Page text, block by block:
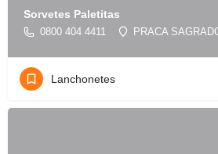
Sorvetes Paletitas
0800 404 4411 PRACA
Lanchonetes